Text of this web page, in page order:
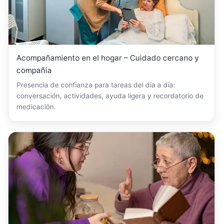
Acompañamiento en el hogar – Cuidado cercano y
compañía
Presencia de confianza para tareas del día a día:
conversación, actividades, ayuda ligera y recordatorio de
medicación.